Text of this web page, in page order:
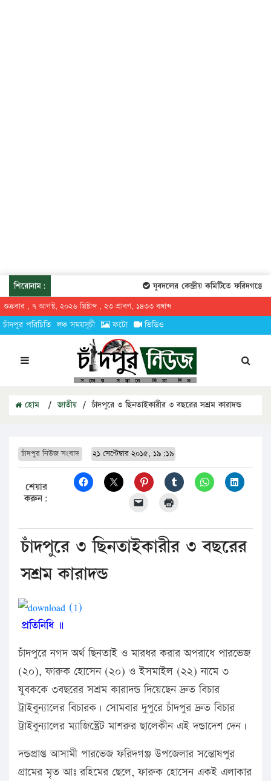
শিরোনাম: যুবদলের কেন্দ্রীয় কমিটিতে ফরিদগঞ্জের
শুক্রবার , ৭ আগস্ট, ২০২৬ খ্রিষ্টাব্দ , ২৩ শ্রাবণ, ১৪৩৩ বঙ্গাব্দ
চাঁদপুর পরিচিতি লঞ্চ সময়সূচী ফটো ভিডিও
হোম / জাতীয় / চাঁদপুরে ৩ ছিনতাইকারীর ৩ বছরের সশ্রম কারাদন্ড
চাঁদপুর নিউজ সংবাদ ২১ সেপ্টেম্বার ২০১৫, ১৯:১৯
শেয়ার
করুন:
চাঁদপুরে ৩ ছিনতাইকারীর ৩ বছরের
সশ্রম কারাদন্ড
প্রতিনিধি ॥
চাঁদপুরে নগদ অর্থ ছিনতাই ও মারধর করার অপরাধে পারভেজ
(২০), ফারুক হোসেন (২০) ও ইসমাইল (২২) নামে ৩
যুবককে ৩বছরের সশ্রম কারাদন্ড দিয়েছেন দ্রুত বিচার
ট্রাইবুন্যালের বিচারক। সোমবার দুপুরে চাঁদপুর দ্রুত বিচার
ট্রাইবুন্যালের ম্যাজিস্ট্রেট মাশরুর ছালেকীন এই দন্ডাদেশ দেন।
দন্ডপ্রাপ্ত আসামী পারভেজ ফরিদগঞ্জ উপজেলার সন্তোষপুর
গ্রামের মৃত আঃ রহিমের ছেলে, ফারুক হোসেন একই এলাকার